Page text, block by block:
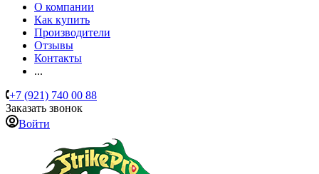
О компании
Как купить
Производители
Отзывы
Контакты
...
+7 (921) 740 00 88
Заказать звонок
Войти